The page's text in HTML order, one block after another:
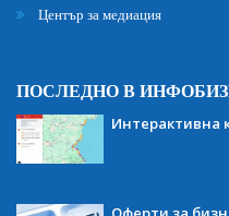
Център за медиация
ПОСЛЕДНО В
Интерактивна